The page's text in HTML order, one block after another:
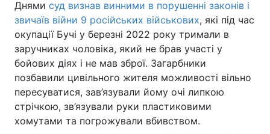
Днями суд визнав винними в порушенні законів і
звичаїв війни 9 російських військових, які під час
окупації Бучі у березні 2022 року тримали в
заручниках чоловіка, який не брав участі у
бойових діях і не мав зброї. Загарбники
позбавили цивільного жителя можливості вільно
пересуватися, зав’язували йому очі липкою
стрічкою, зв’язували руки пластиковими
хомутами та погрожували вбивством.